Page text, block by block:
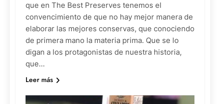
que en The Best Preserves tenemos el
convencimiento de que no hay mejor manera de
elaborar las mejores conservas, que conociendo
de primera mano la materia prima. Que se lo
digan a los protagonistas de nuestra historia,
que…
Leer más